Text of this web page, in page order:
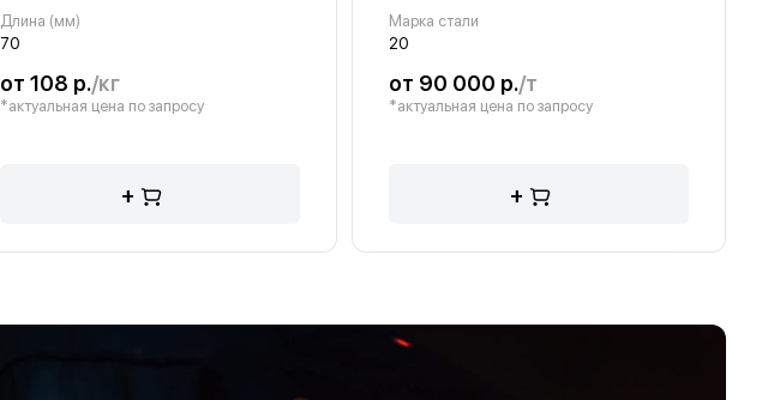
Длина (мм)
70
от 108 р./кг
*актуальная цена по запросу
+
Марка стали
20
от 90 000 р./т
*актуальная цена по запросу
+